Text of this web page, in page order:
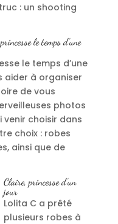
: un shooting
le temps d’une
le temps d’une
aider à organiser
de vous
photos
venir choisir dans
choix : robes
ainsi que de
Claire, princesse d’un
jour
Lolita C a prêté
plusieurs robes à